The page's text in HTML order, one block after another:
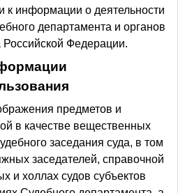
к информации о деятельности
департамента и органов
Российской Федерации.
предметов и
в качестве вещественных
заседания суда, в том
заседателей, справочной
и холлах судов субъектов